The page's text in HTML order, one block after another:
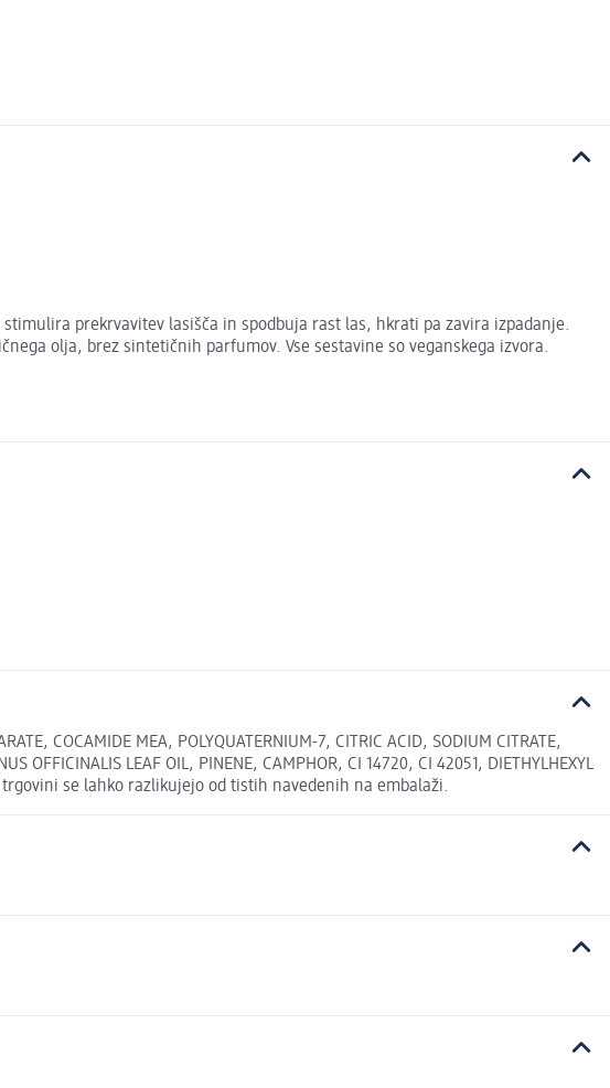
prekrvavitev lasišča in spodbuja rast las, hkrati pa zavira izpadanje.
olja, brez sintetičnih parfumov. Vse sestavine so veganskega izvora.
COCAMIDE MEA, POLYQUATERNIUM-7, CITRIC ACID, SODIUM CITRATE,
OFFICINALIS LEAF OIL, PINENE, CAMPHOR, CI 14720, CI 42051, DIETHYLHEXYL
trgovini se lahko razlikujejo od tistih navedenih na embalaži.